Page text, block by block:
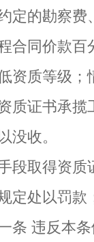
定的勘察费
合同价款百
资质等级；
质证书承揽
没收。
段取得资
定处以罚款
条 违反本